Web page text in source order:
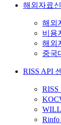
해외자료
해외
비용
해외
중국
RISS API